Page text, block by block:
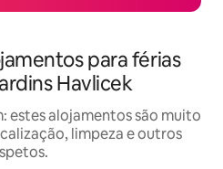
para férias
Havlicek
estes alojamentos são muito
limpeza e outros